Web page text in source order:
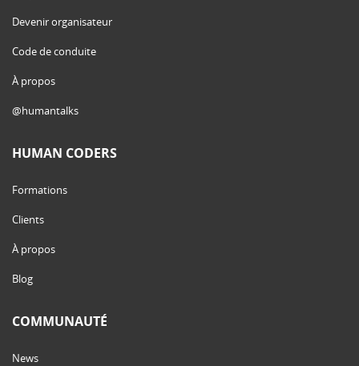
Devenir organisateur
Code de conduite
À propos
@humantalks
HUMAN CODERS
Formations
Clients
À propos
Blog
COMMUNAUTÉ
News